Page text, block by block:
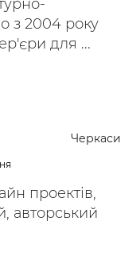
з 2004 року
для ...
Черкаси
проектів,
авторський